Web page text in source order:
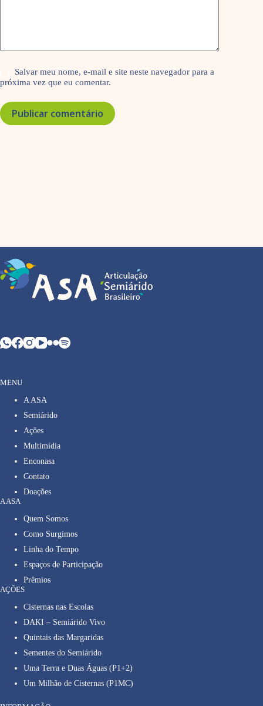
Salvar meu nome, e-mail e site neste navegador para a
próxima vez que eu comentar.
Publicar comentário
MENU
A ASA
Semiárido
Ações
Multimídia
Enconasa
Contato
Doações
A ASA
Quem Somos
Como Surgimos
Linha do Tempo
Espaços de Participação
Prêmios
AÇÕES
Cisternas nas Escolas
DAKI – Semiárido Vivo
Quintais das Margaridas
Sementes do Semiárido
Uma Terra e Duas Águas (P1+2)
Um Milhão de Cisternas (P1MC)